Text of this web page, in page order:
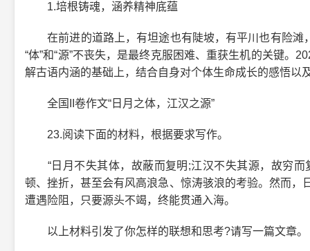
1.培根铸魂，涵养精神底蕴
在前进的道路上，有坦途也有陡坡，有平川也有险滩
“体”和“源”不丧失，是最终克服困难、重获生机的关键。
解古语内涵的基础上，结合自身对个体生命成长的感悟以
全国II卷作文“日月之体，江汉之源”
23.阅读下面的材料，根据要求写作。
“日月不失其体，故蔽而复明;江汉不失其源，故穷而
顿、挫折，甚至会有风高浪急、惊涛骇浪的考验。然而
遭遇险阻，只要源头不竭，终能贯通入海。
以上材料引发了你怎样的联想和思考?请写一篇文章。